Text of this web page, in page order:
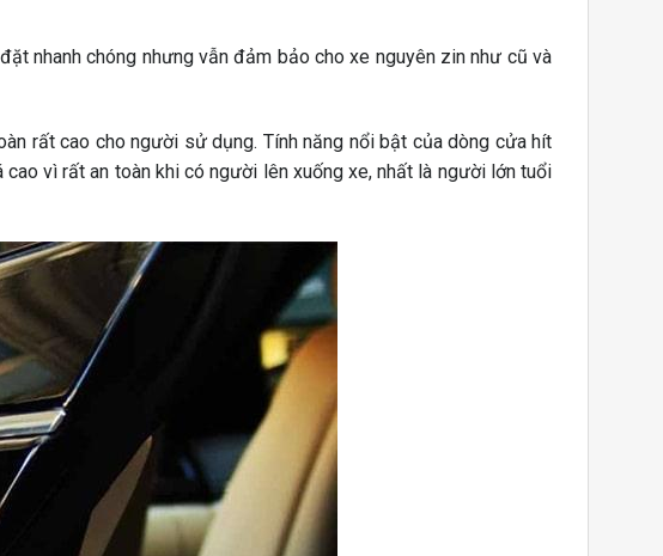
nhanh chóng nhưng vẫn đảm bảo cho xe nguyên zin như cũ và
rất cao cho người sử dụng. Tính năng nổi bật của dòng cửa hít
vì rất an toàn khi có người lên xuống xe, nhất là người lớn tuổi